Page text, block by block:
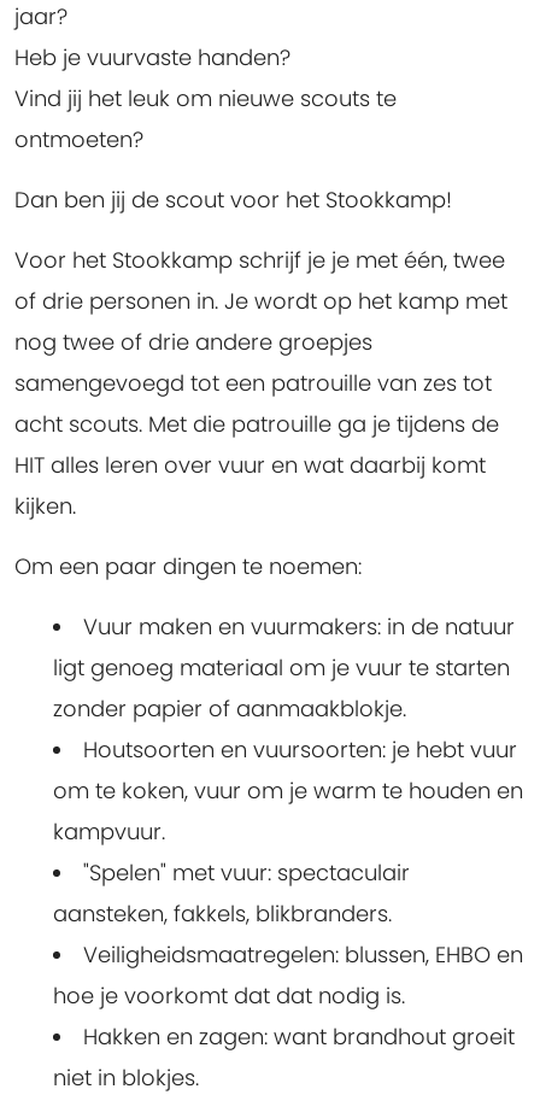
jaar?
Heb je vuurvaste handen?
Vind jij het leuk om nieuwe scouts te
ontmoeten?
Dan ben jij de scout voor het Stookkamp!
Voor het Stookkamp schrijf je je met één, twee
of drie personen in. Je wordt op het kamp met
nog twee of drie andere groepjes
samengevoegd tot een patrouille van zes tot
acht scouts. Met die patrouille ga je tijdens de
HIT alles leren over vuur en wat daarbij komt
kijken.
Om een paar dingen te noemen:
Vuur maken en vuurmakers: in de natuur
ligt genoeg materiaal om je vuur te starten
zonder papier of aanmaakblokje.
Houtsoorten en vuursoorten: je hebt vuur
om te koken, vuur om je warm te houden en
kampvuur.
"Spelen" met vuur: spectaculair
aansteken, fakkels, blikbranders.
Veiligheidsmaatregelen: blussen, EHBO en
hoe je voorkomt dat dat nodig is.
Hakken en zagen: want brandhout groeit
niet in blokjes.